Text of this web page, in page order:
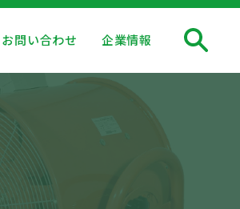
お問い合わせ 企業情報